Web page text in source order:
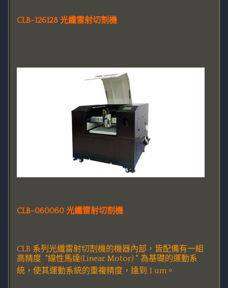
CLB-126128 光纖雷射切割機
CLB-060060 光纖雷射切割機
CLB 系列光纖雷射切割機的機器內部，皆配備有一組
高精度 "線性馬達(Linear Motor) " 為基礎的運動系
統，使其運動系統的重複精度，達到 1 um。